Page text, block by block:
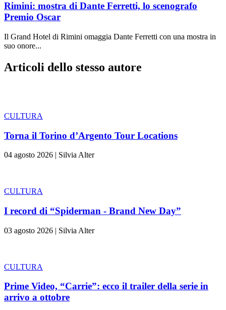
Rimini: mostra di Dante Ferretti, lo scenografo
Premio Oscar
Il Grand Hotel di Rimini omaggia Dante Ferretti con una mostra in
suo onore...
Articoli dello stesso autore
CULTURA
Torna il Torino d’Argento Tour Locations
04 agosto 2026 | Silvia Alter
CULTURA
I record di “Spiderman - Brand New Day”
03 agosto 2026 | Silvia Alter
CULTURA
Prime Video, “Carrie”: ecco il trailer della serie in
arrivo a ottobre